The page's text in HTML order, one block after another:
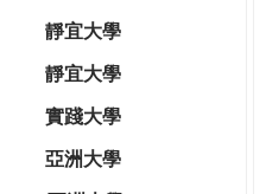
靜宜大學
靜宜大學
實踐大學
亞洲大學